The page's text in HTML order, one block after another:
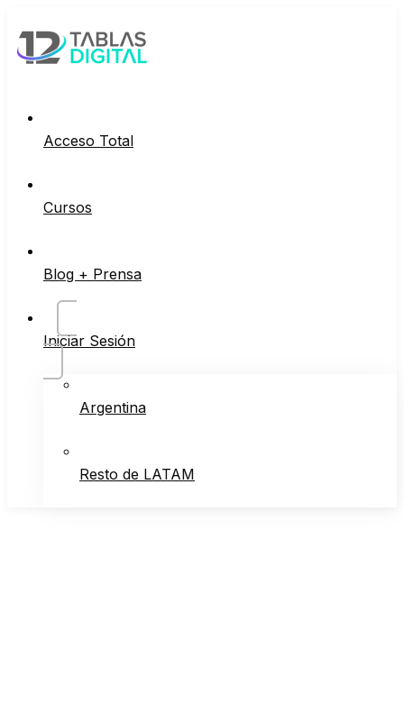
Acceso Total
Cursos
Blog + Prensa
Iniciar Sesión
Argentina
Resto de LATAM